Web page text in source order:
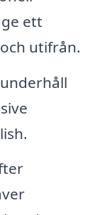
ett
utifrån.